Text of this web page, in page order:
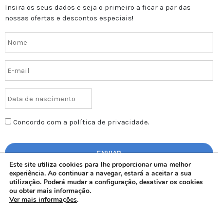
Insira os seus dados e seja o primeiro a ficar a par das
nossas ofertas e descontos especiais!
Concordo com a política de privacidade.
Este site utiliza cookies para lhe proporcionar uma melhor
experiência. Ao continuar a navegar, estará a aceitar a sua
utilização. Poderá mudar a configuração, desativar os cookies
ou obter mais informação.
Ver mais informações.